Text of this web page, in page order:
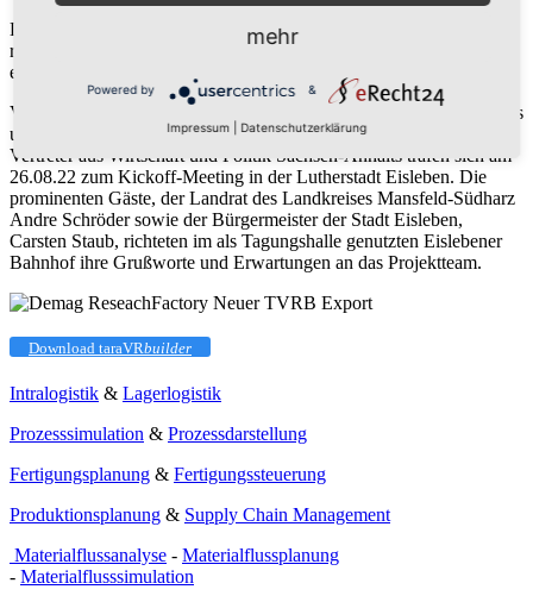
Durch die Modularität der Stationen können in Abhängigkeit der
regionalen Anforderungen verschiedene Elemente kombiniert und
erweitert werden.
Vertreter aller Partner des durch das Bundesministerium für Digitales
und Verkehr im Rahmen des mFUND geförderten Projekts, sowie
Vertreter aus Wirtschaft und Politik Sachsen-Anhalts trafen sich am
26.08.22 zum Kickoff-Meeting in der Lutherstadt Eisleben. Die
prominenten Gäste, der Landrat des Landkreises Mansfeld-Südharz
Andre Schröder sowie der Bürgermeister der Stadt Eisleben,
Carsten Staub, richteten im als Tagungshalle genutzten Eislebener
Bahnhof ihre Grußworte und Erwartungen an das Projektteam.
Download taraVRbuilder
Intralogistik & Lagerlogistik
Prozesssimulation & Prozessdarstellung
Fertigungsplanung & Fertigungssteuerung
Produktionsplanung & Supply Chain Management
Materialflussanalyse - Materialflussplanung
- Materialflusssimulation
mehr
Powered by &
Impressum Datenschutzerklärung